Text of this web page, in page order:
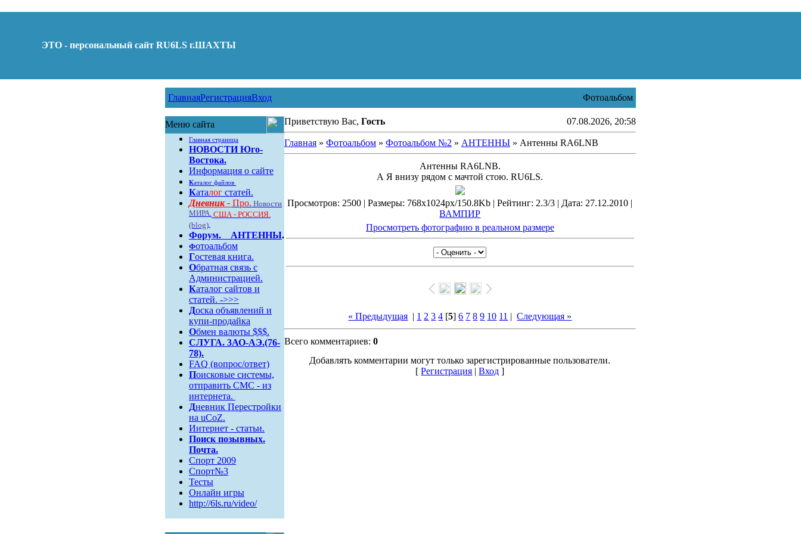
ЭТО - персональный сайт RU6LS г.ШАХТЫ
ГлавнаяРегистрацияВход Фотоальбом
Меню сайта
Главная страница
НОВОСТИ Юго-
Востока.
Информация о сайте
Каталог файлов
Каталогстатей.
Дневник - Про. Новости
МИРА.США - РОССИЯ.
(blog)
Форум. АНТЕННЫ.
Фотоальбом
Гостевая книга.
Обратная связь c
Администрацией.
Каталог сайтов и
статей. ->>>
Доска объявлений и
купи-продайка
Обмен валюты $$$.
СЛУГА. 3АО-АЭ.(76-
78).
FAQ (вопрос/ответ)
Поисковые системы,
отправить СМС - из
интернета.
Дневник Перестройки
на uCoZ.
Интернет - статьи.
Поиск позывных.
Почта.
Спорт 2009
Спорт№3
Тесты
Онлайн игры
http://6ls.ru/video/
Приветствую Вас, Гость 07.08.2026, 20:58
Главная» Фотоальбом» Фотоальбом №2 » АНТЕННЫ» Антенны RA6LNB
Антенны RA6LNB.
А Я внизу рядом с мачтой стою. RU6LS.
Просмотров: 2500 | Размеры: 768x1024px/150.8Kb | Рейтинг: 2.3/3 | Дата: 27.12.2010 |
ВАМПИР
Просмотреть фотографию в реальном размере
« Предыдущая | 1 2 3 4 [5]6 7 8 9 10 11 |Следующая »
Всего комментариев: 0
Добавлять комментарии могут только зарегистрированные пользователи.
[Регистрация |Вход ]